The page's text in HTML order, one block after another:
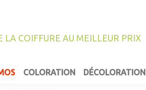
LA COIFFURE AU MEILLEUR PRIX
COLORATION DÉCOLORATION